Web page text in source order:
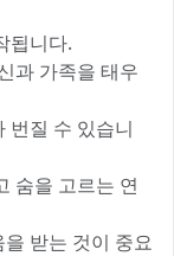
됩니다.
과 가족을 태우
번질 수 있습니
숨을 고르는 연
받는 것이 중요